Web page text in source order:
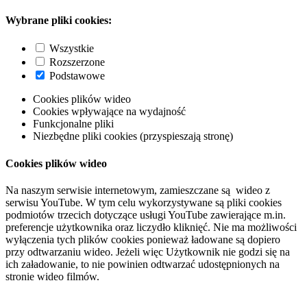
Wybrane pliki cookies:
Wszystkie
Rozszerzone
Podstawowe
Cookies plików wideo
Cookies wpływające na wydajność
Funkcjonalne pliki
Niezbędne pliki cookies (przyspieszają stronę)
Cookies plików wideo
Na naszym serwisie internetowym, zamieszczane są wideo z
serwisu YouTube. W tym celu wykorzystywane są pliki cookies
podmiotów trzecich dotyczące usługi YouTube zawierające m.in.
preferencje użytkownika oraz liczydło kliknięć. Nie ma możliwości
wyłączenia tych plików cookies ponieważ ładowane są dopiero
przy odtwarzaniu wideo. Jeżeli więc Użytkownik nie godzi się na
ich załadowanie, to nie powinien odtwarzać udostępnionych na
stronie wideo filmów.